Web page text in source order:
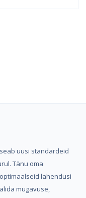
uusi standardeid
Tänu oma
lahendusi
mugavuse,